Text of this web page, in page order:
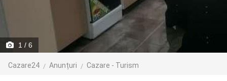
1 / 6
Cazare24 Anunțuri Cazare - Turism